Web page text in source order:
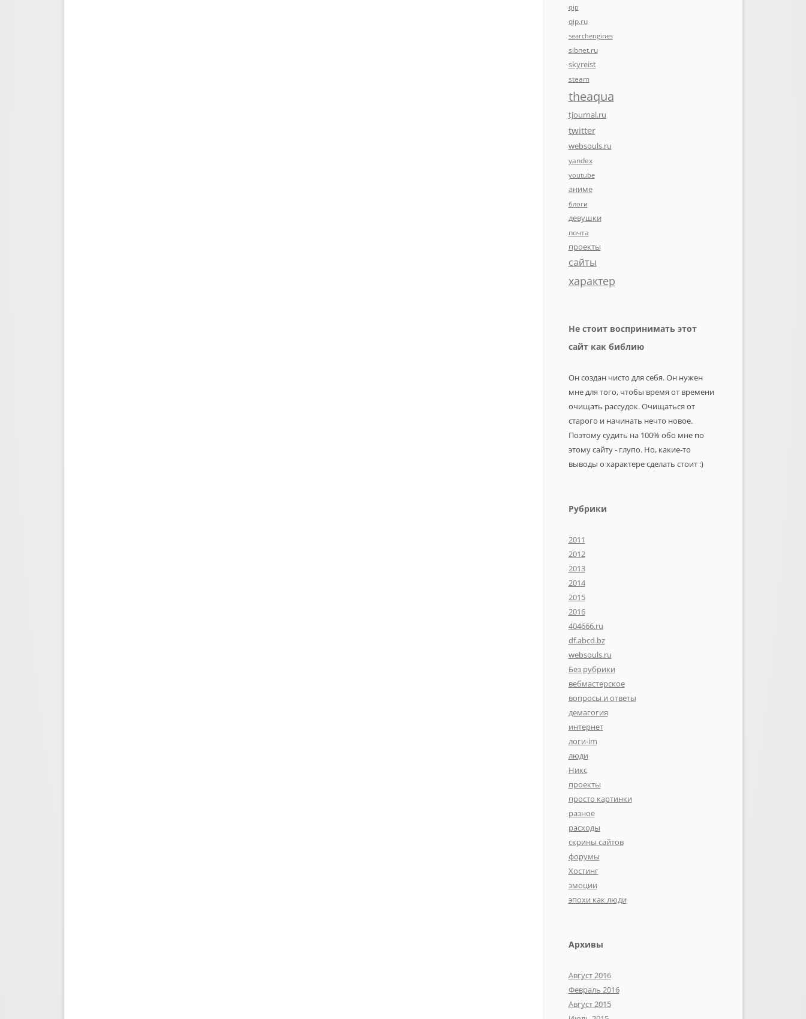
qip
qip.ru
searchengines
sibnet.ru
skyreist
steam
theaqua
tjournal.ru
twitter
websouls.ru
yandex
youtube
аниме
блоги
девушки
почта
проекты
сайты
характер
Не стоит воспринимать этот
сайт как библию
Он создан чисто для себя. Он нужен
мне для того, чтобы время от времени
очищать рассудок. Очищаться от
старого и начинать нечто новое.
Поэтому судить на 100% обо мне по
этому сайту - глупо. Но, какие-то
выводы о характере сделать стоит :)
Рубрики
2011
2012
2013
2014
2015
2016
404666.ru
df.abcd.bz
websouls.ru
Без рубрики
вебмастерское
вопросы и ответы
демагогия
интернет
логи-im
люди
Никс
проекты
просто картинки
разное
расходы
скрины сайтов
форумы
Хостинг
эмоции
эпохи как люди
Архивы
Август 2016
Февраль 2016
Август 2015